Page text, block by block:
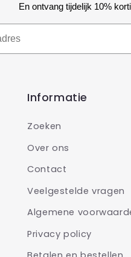
En ontvang tijdelijk 10%
Informatie
Zoeken
Over ons
Contact
Veelgestelde vragen
Algemene
Privacy policy